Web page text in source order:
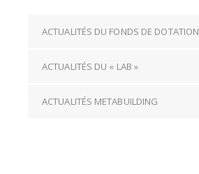
ACTUALITÉS DU FONDS DE DOTATION
ACTUALITÉS DU « LAB »
ACTUALITÉS METABUILDING